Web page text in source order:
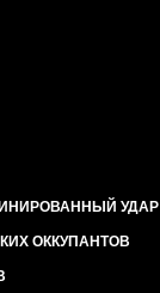
УДАР
ОККУПАНТОВ